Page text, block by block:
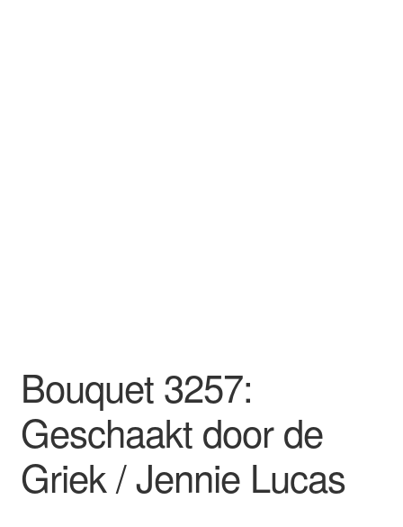
Bouquet 3257:
Geschaakt door de
Griek / Jennie Lucas